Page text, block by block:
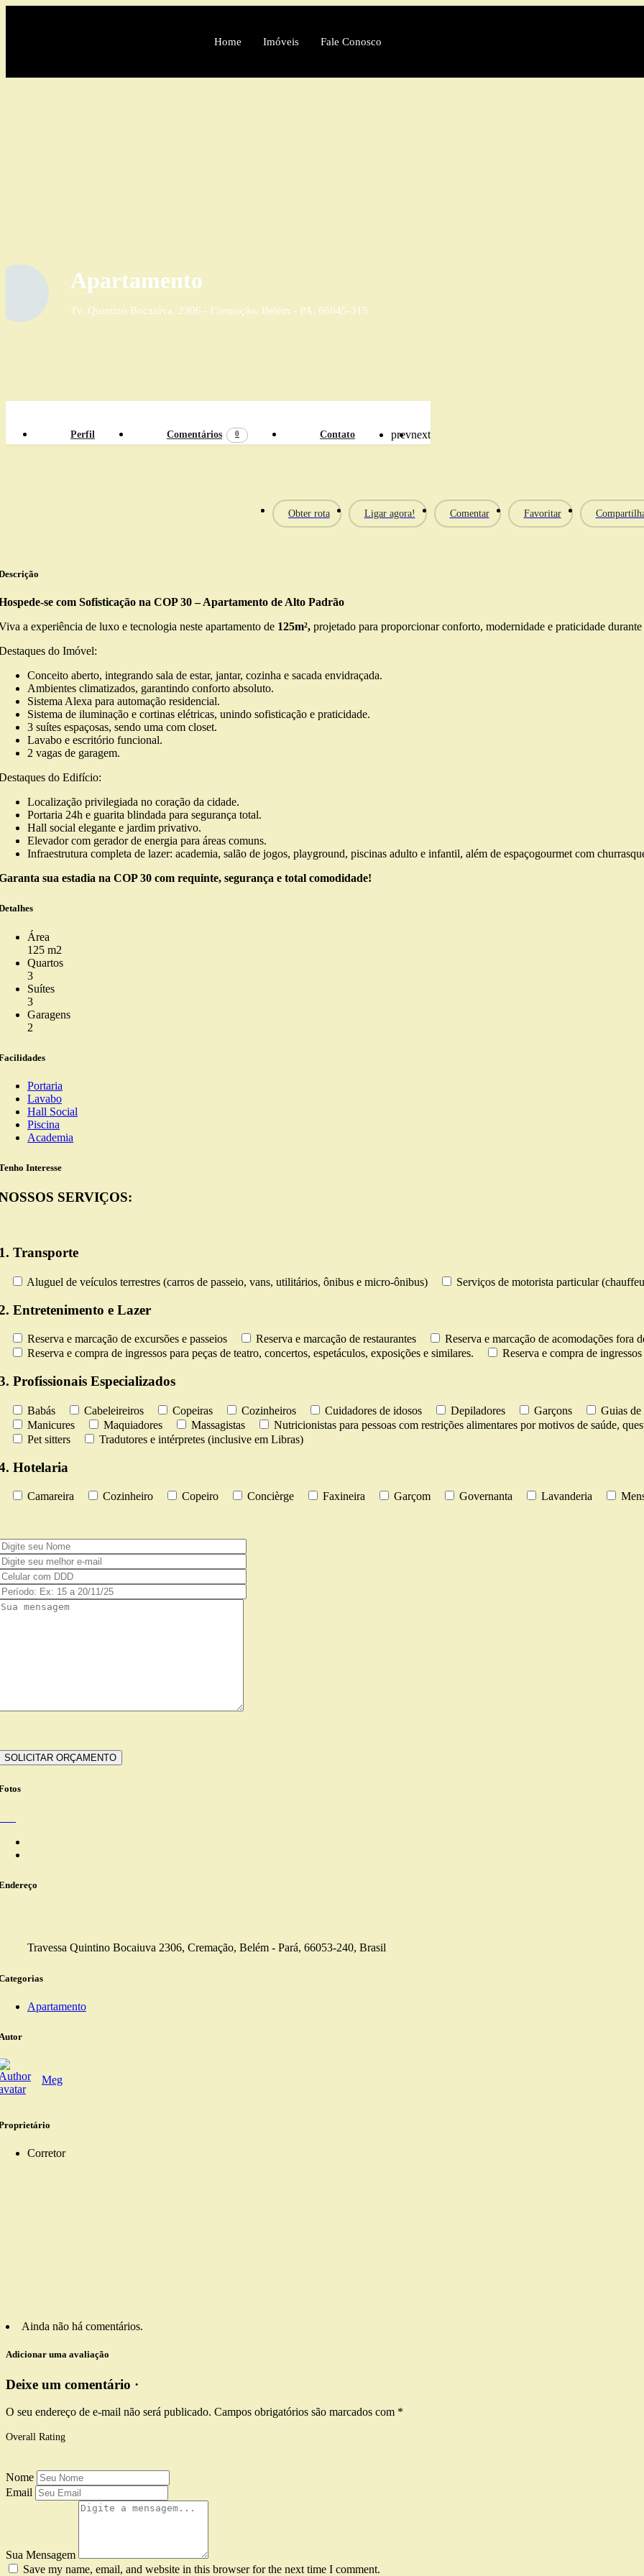
Home Imóveis Fale Conosco
Apartamento
Tv. Quintino Bocaiúva, 2306 - Cremação, Belém - PA, 66045-315
Perfil Comentários 0 Contato prevnext
Obter rota Ligar agora! Comentar Favoritar
se com Sofisticação na COP 30 – Apartamento de Alto Padrão
a experiência de luxo e tecnologia neste apartamento de 125m², projetado para proporcionar conforto, modernidade e praticidade
do Imóvel:
Conceito aberto, integrando sala de estar, jantar, cozinha e sacada envidraçada.
Ambientes climatizados, garantindo conforto absoluto.
Sistema Alexa para automação residencial.
Sistema de iluminação e cortinas elétricas, unindo sofisticação e praticidade.
3 suítes espaçosas, sendo uma com closet.
Lavabo e escritório funcional.
2 vagas de garagem.
do Edifício:
Localização privilegiada no coração da cidade.
Portaria 24h e guarita blindada para segurança total.
Hall social elegante e jardim privativo.
Elevador com gerador de energia para áreas comuns.
Infraestrutura completa de lazer: academia, salão de jogos, playground, piscinas adulto e infantil, além de espaçogourmet com
sua estadia na COP 30 com requinte, segurança e total comodidade!
Área
125 m2
Quartos
3
Suítes
3
Garagens
2
Portaria
Lavabo
Hall Social
Piscina
Academia
Interesse
SERVIÇOS:
Transporte
Aluguel de veículos terrestres (carros de passeio, vans, utilitários, ônibus e micro-ônibus) Serviços de motorista particular
Entretenimento e Lazer
Reserva e marcação de excursões e passeios Reserva e marcação de restaurantes
Reserva e marcação de acomodações fora
Reserva e compra de ingressos para peças de teatro, concertos, espetáculos, exposições e similares.
Reserva e compra de
Profissionais Especializados
Babás Cabeleireiros Copeiras Cozinheiros Cuidadores de idosos Depiladores Garçons
Guias
Manicures
Maquiadores Massagistas
Nutricionistas para pessoas com restrições alimentares por motivos de saúde,
Pet sitters
Tradutores e intérpretes (inclusive em Libras)
Hotelaria
Camareira Cozinheiro Copeiro Concièrge Faxineira Garçom Governanta Lavanderia
Travessa Quintino Bocaiuva 2306, Cremação, Belém - Pará, 66053-240, Brasil
Apartamento
Meg
Corretor
Ainda não há comentários.
Adicionar uma avaliação
Deixe um comentário ·
O seu endereço de e-mail não será publicado. Campos obrigatórios são marcados com *
Overall Rating
Nome
Email
Sua Mensagem
Save my name, email, and website in this browser for the next time I comment.